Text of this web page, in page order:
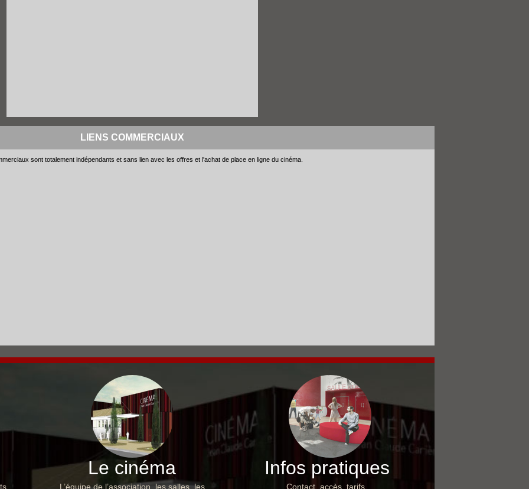
LIENS COMMERCIAUX
sont totalement indépendants et sans lien avec les offres et l'achat de place en ligne du cinéma.
Le cinéma
L’équipe de l’association, les salles, les
Infos pratiques
Contact, accès, tarifs…